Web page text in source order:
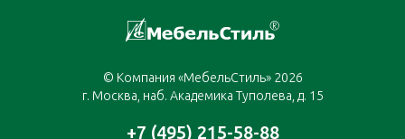
© Компания «МебельСтиль» 2026
г. Москва, наб. Академика Туполева, д. 15
+7 (495) 215-58-88